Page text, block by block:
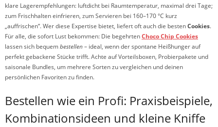
klare Lagerempfehlungen: luftdicht bei Raumtemperatur, maximal drei Tage;
zum Frischhalten einfrieren, zum Servieren bei 160–170 °C kurz
„auffrischen“. Wer diese Expertise bietet, liefert oft auch die bestenCookies.
Für alle, die sofort Lust bekommen: Die begehrtenChoco Chip Cookies
lassen sich bequembestellen– ideal, wenn der spontane Heißhunger auf
perfekt gebackene Stücke trifft. Achte auf Vorteilsboxen, Probierpakete und
saisonale Bundles, um mehrere Sorten zu vergleichen und deinen
persönlichen Favoriten zu finden.
Bestellen wie ein Profi: Praxisbeispiele,
Kombinationsideen und kleine Kniffe